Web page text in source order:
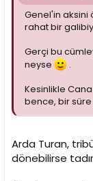
Genel'in aksini
rahat bir
Gerçi bu
neyse
.
Kesinlikle
bence, bir süre
Arda Turan,
dönebilirse